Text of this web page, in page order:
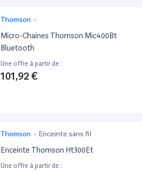
Thomson -
Micro-Chaines Thomson Mic400Bt
Bluetooth
Une offre à partir de :
101,92 €
Thomson - Enceinte sans fil
Enceinte Thomson Ht300Et
Une offre à partir de :